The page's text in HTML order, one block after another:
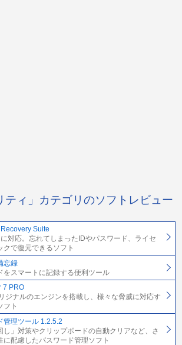
ティ」カテゴリのソフトレビュー
Suite
対応。忘れてしまったIDやパスワード、ライセ
クで復元できるソフト
忘録
をスマートに記録する便利ツール
7 PRO
ジナルのエンジンを搭載し、様々な脅威に対応す
フト
管理ツール 1.2.5.2
し」対策やクリップボードの自動クリアなど、さ
に配慮したパスワード管理ソフト